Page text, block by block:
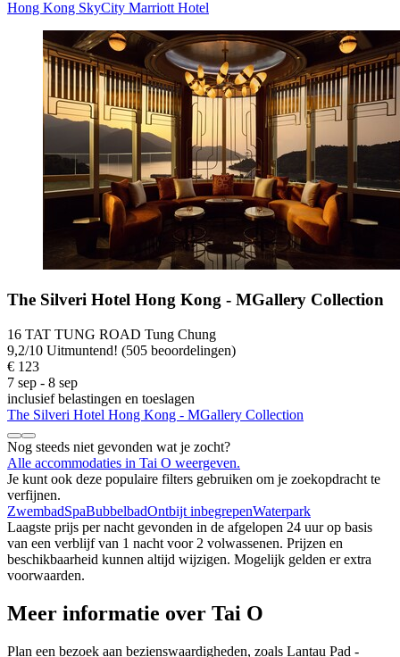
Hong Kong SkyCity Marriott Hotel
The Silveri Hotel Hong Kong - MGallery Collection
16 TAT TUNG ROAD Tung Chung
9,2/10 Uitmuntend! (505 beoordelingen)
€ 123
7 sep - 8 sep
inclusief belastingen en toeslagen
The Silveri Hotel Hong Kong - MGallery Collection
Nog steeds niet gevonden wat je zocht?
Alle accommodaties in Tai O weergeven.
Je kunt ook deze populaire filters gebruiken om je zoekopdracht te
verfijnen.
ZwembadSpaBubbelbadOntbijt inbegrepenWaterpark
Laagste prijs per nacht gevonden in de afgelopen 24 uur op basis
van een verblijf van 1 nacht voor 2 volwassenen. Prijzen en
beschikbaarheid kunnen altijd wijzigen. Mogelijk gelden er extra
voorwaarden.
Meer informatie over Tai O
Plan een bezoek aan bezienswaardigheden, zoals Lantau Pad -